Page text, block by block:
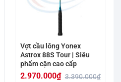
Vợt cầu lông Yonex
Astrox 88S Tour | Siêu
phẩm cận cao cấp
3.390.000₫
2.970.000₫